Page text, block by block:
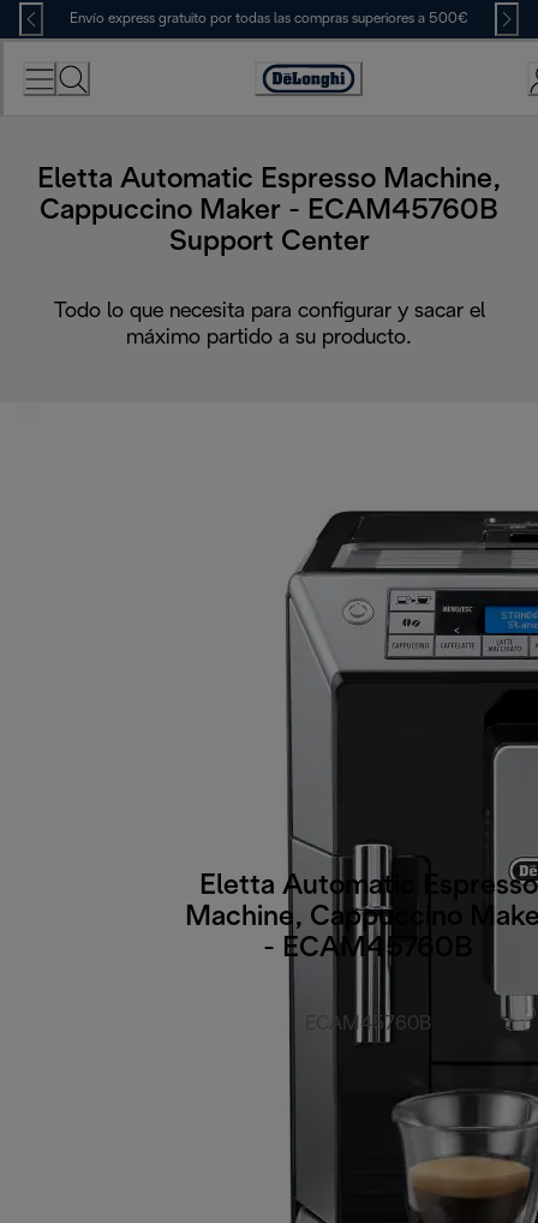
Skip
to
Content
Envío express gratuito por todas las compras superiores a 500€
Accessibility
Eletta Automatic Espresso Machine,
Cappuccino Maker - ECAM45760B
Support Center
Todo lo que necesita para configurar y sacar el
máximo partido a su producto.
Eletta Automatic Espresso
Machine, Cappuccino
- ECAM45760B
ECAM45760B